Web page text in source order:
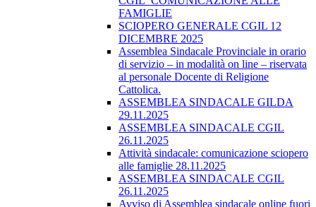
FAMIGLIE
SCIOPERO GENERALE CGIL 12
DICEMBRE 2025
Assemblea Sindacale Provinciale in orario
di servizio – in modalità on line – riservata
al personale Docente di Religione
Cattolica.
ASSEMBLEA SINDACALE GILDA
29.11.2025
ASSEMBLEA SINDACALE CGIL
26.11.2025
Attività sindacale: comunicazione sciopero
alle famiglie 28.11.2025
ASSEMBLEA SINDACALE CGIL
26.11.2025
Avviso di Assemblea sindacale online fuori